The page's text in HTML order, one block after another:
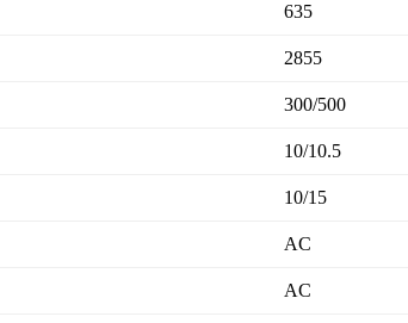
635
2855
300/500
10/10.5
10/15
AC
AC